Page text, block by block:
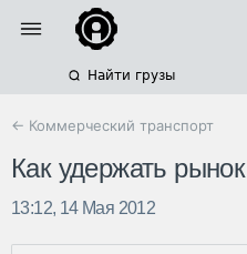
Найти грузы
← Коммерческий транспорт
Как удержать рынок
13:12, 14 Мая 2012